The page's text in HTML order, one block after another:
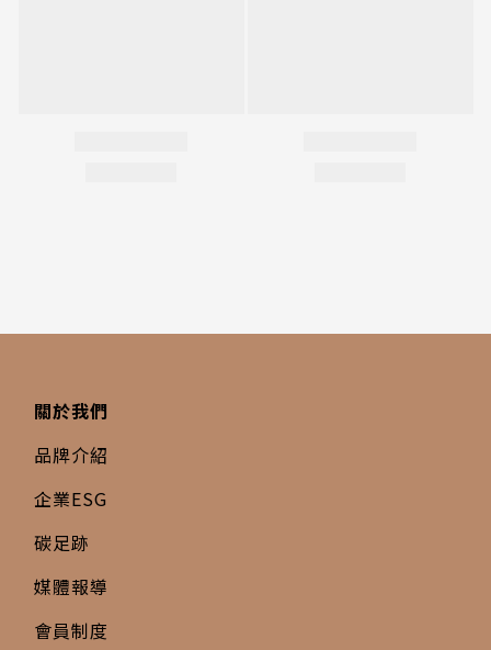
關於我們
品牌介紹
企業ESG
碳足跡
媒體報導
會員制度